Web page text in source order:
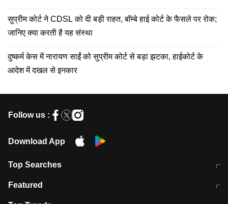
सुप्रीम कोर्ट ने CDSL को दी बड़ी राहत, बॉम्बे हाई कोर्ट के फैसले पर रोक;
जानिए क्या करती है यह संस्था
दुष्कर्म केस में नारायण साईं को सुप्रीम कोर्ट से बड़ा झटका, हाईकोर्ट के
आदेश में दखल से इनकार
Follow us :
Download App
Top Searches
मुंबई में लगे 'जेन जी' के पोस्टर, लिखा- 'मैं
Featured